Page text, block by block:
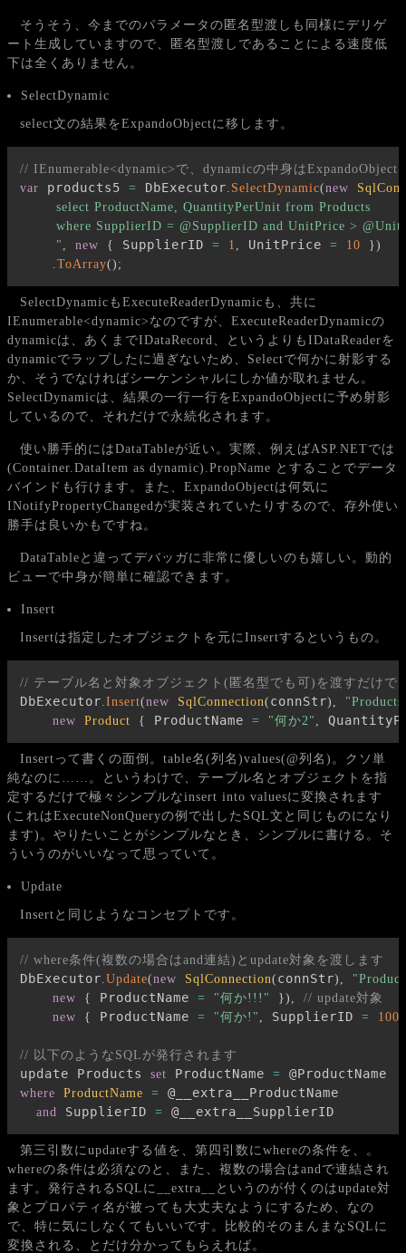
そうそう、今までのパラメータの匿名型渡しも同様にデリゲ
ート生成していますので、匿名型渡しであることによる速度低
下は全くありません。
SelectDynamic
select文の結果をExpandoObjectに移します。
// IEnumerable<dynamic>で、dynamicの中身はExpandoObject
var products5 = DbExecutor SelectDynamic(new
        select ProductName, QuantityPerUnit from Products
where SupplierID = @SupplierID and UnitPrice >
        "
new { SupplierID = 1 UnitPrice = 10 })
ToArray() ;
SelectDynamicもExecuteReaderDynamicも、共に
IEnumerable<dynamic>なのですが、ExecuteReaderDynamicの
dynamicは、あくまでIDataRecord、というよりもIDataReaderを
dynamicでラップしたに過ぎないため、Selectで何かに射影する
か、そうでなければシーケンシャルにしか値が取れません。
SelectDynamicは、結果の一行一行をExpandoObjectに予め射影
しているので、それだけで永続化されます。
使い勝手的にはDataTableが近い。実際、例えばASP.NETでは
(Container.DataItem as dynamic).PropName とすることでデータ
バインドも行けます。また、ExpandoObjectは何気に
INotifyPropertyChangedが実装されていたりするので、存外使い
勝手は良いかもですね。
DataTableと違ってデバッガに非常に優しいのも嬉しい。動的
ビューで中身が簡単に確認できます。
Insert
Insertは指定したオブジェクトを元にInsertするというもの。
// テーブル名と対象オブジェクト(匿名型でも可)を渡すだけで
DbExecutor Insert(new SqlConnection( connStr)
new
Product { ProductName = "何か2"
Insertって書くの面倒。table名(列名)values(@列名)。クソ単
純なのに……。というわけで、テーブル名とオブジェクトを指
定するだけで極々シンプルなinsert into valuesに変換されます
(これはExecuteNonQueryの例で出したSQL文と同じものになり
ます)。やりたいことがシンプルなとき、シンプルに書ける。そ
ういうのがいいなって思っていて。
Update
Insertと同じようなコンセプトです。
// where条件(複数の場合はand連結)とupdate対象を渡します
DbExecutor Update(new SqlConnection( connStr)
new
{ ProductName = "何か!!!" })
// update対象
new
{ ProductName = "何か!" SupplierID = 100
// 以下のようなSQLが発行されます
update Products set ProductName =
where ProductName = @__extra__ProductName
and SupplierID = @__extra__SupplierID
第三引数にupdateする値を、第四引数にwhereの条件を、。
whereの条件は必須なのと、また、複数の場合はandで連結され
ます。発行されるSQLに__extra__というのが付くのはupdate対
象とプロパティ名が被っても大丈夫なようにするため、なの
で、特に気にしなくてもいいです。比較的そのまんまなSQLに
変換される、とだけ分かってもらえれば。